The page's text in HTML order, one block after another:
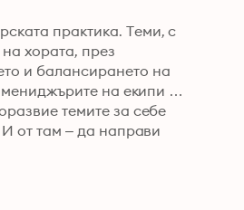
практика. Теми, с
хората, през
и балансирането на
на екипи
темите за себе
от там – да направи